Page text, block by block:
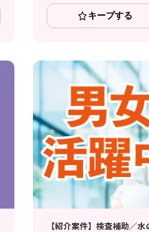
キープする
【紹介案件】検査補助／